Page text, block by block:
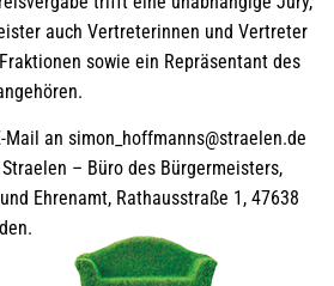
auch Vertreterinnen und Vertreter
sowie ein Repräsentant des
an simon_hoffmanns@straelen.de
– Büro des Bürgermeisters,
Ehrenamt, Rathausstraße 1, 47638